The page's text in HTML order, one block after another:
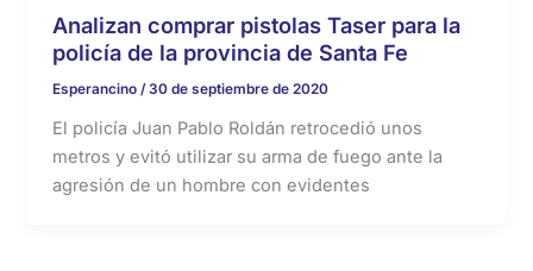
Analizan comprar pistolas Taser para la
policía de la provincia de Santa Fe
Esperancino /30 de septiembre de 2020
El policía Juan Pablo Roldán retrocedió unos
metros y evitó utilizar su arma de fuego ante la
agresión de un hombre con evidentes